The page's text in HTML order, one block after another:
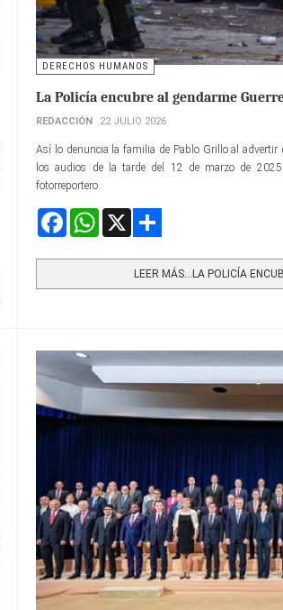
DERECHOS HUMANOS
La Policía encubre al gendarme
REDACCIÓN 22 JULIO 2026
Así lo denuncia la familia de Pablo Grillo al advertir
los audios de la tarde del 12 de marzo de
fotorreportero.
FacebookWhatsApp
LEER MÁS…LA POLICÍA